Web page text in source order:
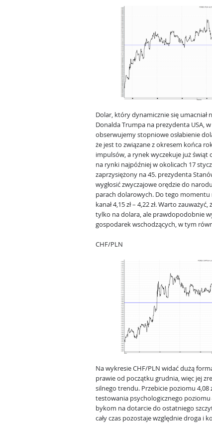
Dolar, który dynamicznie się
Donalda Trumpa na prezydenta USA,
obserwujemy stopniowe osłabienie
że jest to związane z okresem końca
impulsów, a rynek wyczekuje już
na rynki najpóźniej w okolicach 17
zaprzysiężony na 45. prezydenta
wygłosić zwyczajowe orędzie do
parach dolarowych. Do tego
kanał 4,15 zł – 4,22 zł. Warto
tylko na dolara, ale prawdopodobnie
gospodarek wschodzących, w tym
CHF/PLN
Na wykresie CHF/PLN widać dużą
prawie od początku grudnia, więc jej
silnego trendu. Przebicie poziomu
testowania psychologicznego poziomu
bykom na dotarcie do ostatniego
cały czas pozostaje względnie droga i